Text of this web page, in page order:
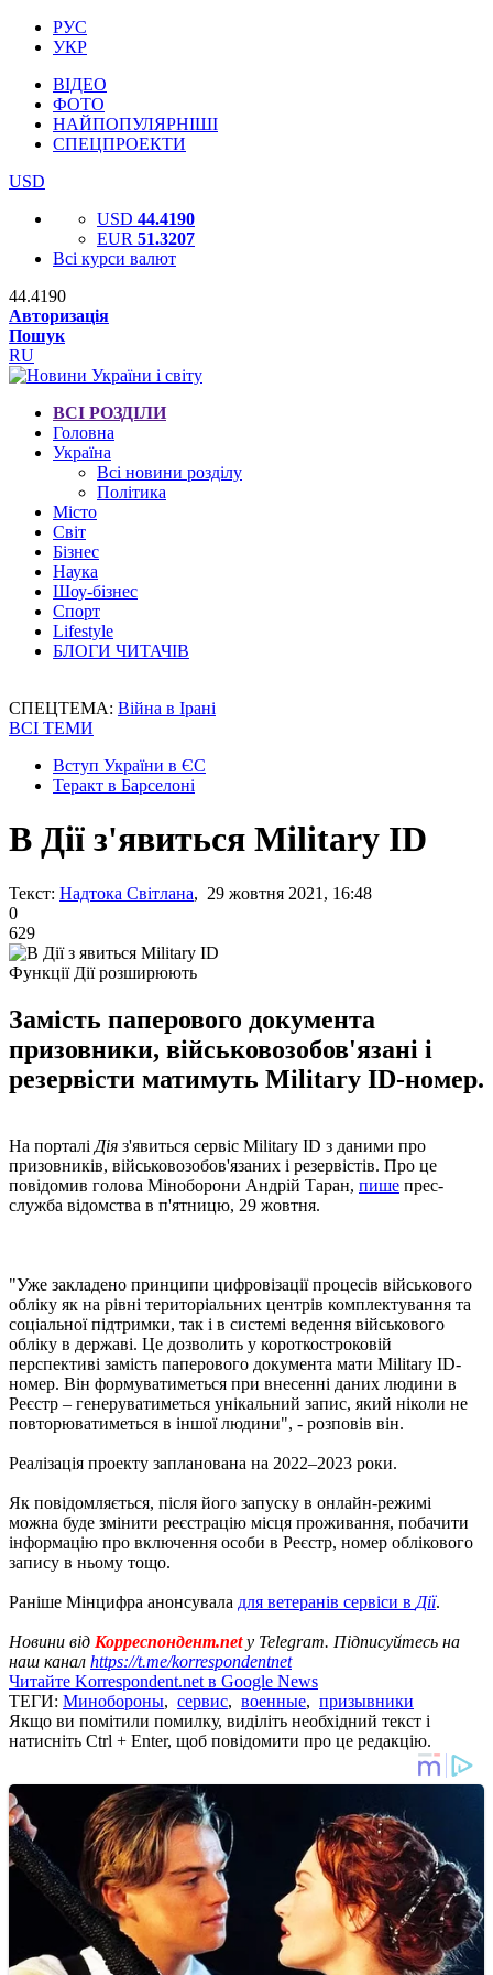
РУС
УКР
ВІДЕО
ФОТО
НАЙПОПУЛЯРНІШІ
СПЕЦПРОЕКТИ
USD
USD 44.4190
EUR 51.3207
Всі курси валют
44.4190
Авторизація
Пошук
RU
ВСІ РОЗДІЛИ
Головна
Україна
Всі новини розділу
Політика
Місто
Світ
Бізнес
Наука
Шоу-бізнес
Спорт
Lifestyle
БЛОГИ ЧИТАЧІВ
СПЕЦТЕМА: Війна в Ірані
ВСІ ТЕМИ
Вступ України в ЄС
Теракт в Барселоні
В Дії з'явиться Military ID
Текст: Надтока Світлана, 29 жовтня 2021, 16:48
0
629
Функції Дії розширюють
Замість паперового документа
призовники, військовозобов'язані і
резервісти матимуть Military ID-номер.
На порталі Дія з'явиться сервіс Military ID з даними про
призовників, військовозобов'язаних і резервістів. Про це
повідомив голова Міноборони Андрій Таран, пише прес-
служба відомства в п'ятницю, 29 жовтня.
"Уже закладено принципи цифровізації процесів військового
обліку як на рівні територіальних центрів комплектування та
соціальної підтримки, так і в системі ведення військового
обліку в державі. Це дозволить у короткостроковій
перспективі замість паперового документа мати Military ID-
номер. Він формуватиметься при внесенні даних людини в
Реєстр – генеруватиметься унікальний запис, який ніколи не
повторюватиметься в іншої людини", - розповів він.
Реалізація проекту запланована на 2022–2023 роки.
Як повідомляється, після його запуску в онлайн-режимі
можна буде змінити реєстрацію місця проживання, побачити
інформацію про включення особи в Реєстр, номер облікового
запису в ньому тощо.
Раніше Мінцифра анонсувала для ветеранів сервіси в Дії.
Новини від Корреспондент.netу Telegram. Підписуйтесь на
наш канал https://t.me/korrespondentnet
Читайте Korrespondent.net в Google News
ТЕГИ: Минобороны, сервис, военные, призывники
Якщо ви помітили помилку, виділіть необхідний текст і
натисніть Ctrl + Enter, щоб повідомити про це редакцію.